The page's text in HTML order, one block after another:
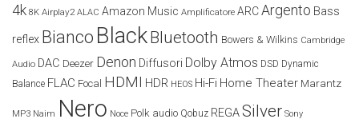
4k 8K Airplay2 ALAC Amazon Music Amplificatore ARCArgento Bass
reflex Bianco BlackBluetooth Bowers & Wilkins Cambridge
Audio DAC Deezer Denon Diffusori Dolby Atmos DSD Dynamic
Balance FLAC Focal HDMI HDR HEOS Hi-Fi Home Theater Marantz
MP3 Naim Nero Noce Polk audio Qobuz REGASilver Sony